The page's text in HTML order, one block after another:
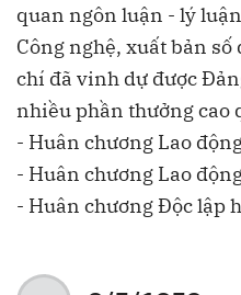
quan ngôn luận - lý
Công nghệ, xuất bản
chí đã vinh dự được
nhiều phần thưởng cao
- Huân chương Lao
- Huân chương Lao
- Huân chương Độc lập